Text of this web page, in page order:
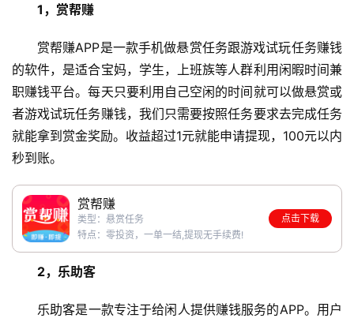
1，赏帮赚
赏帮赚APP是一款手机做悬赏任务跟游戏试玩任务赚钱
的软件，是适合宝妈，学生，上班族等人群利用闲暇时间兼
职赚钱平台。每天只要利用自己空闲的时间就可以做悬赏或
者游戏试玩任务赚钱，我们只需要按照任务要求去完成任务
就能拿到赏金奖励。收益超过1元就能申请提现，100元以内
秒到账。
赏帮赚
类型：悬赏任务
特点：零投资，一单一结,提现无手续费!
点击下载
2，乐助客
乐助客是一款专注于给闲人提供赚钱服务的APP。用户